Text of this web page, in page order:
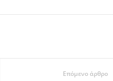
Επόμενο άρθρο